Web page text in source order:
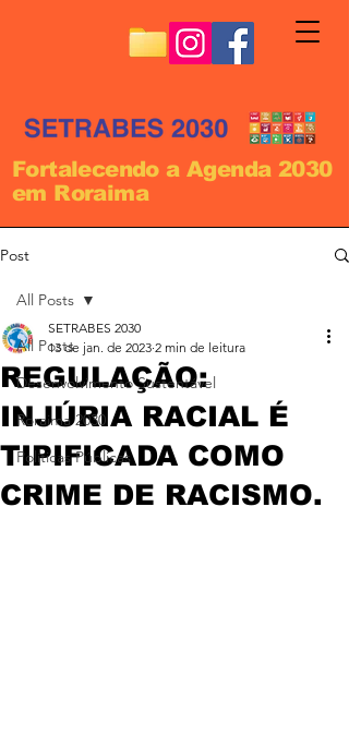
Fortalecendo a Agenda 2030
em Roraima
Post
All Posts
Desenvolvimento Sustentável
Roraima 2030
Políticas Públicas
All Posts
REGULAÇÃO:
INJÚRIA RACIAL É
TIPIFICADA COMO
CRIME DE RACISMO.
SETRABES 2030
13 de jan. de 2023 2 min de leitura